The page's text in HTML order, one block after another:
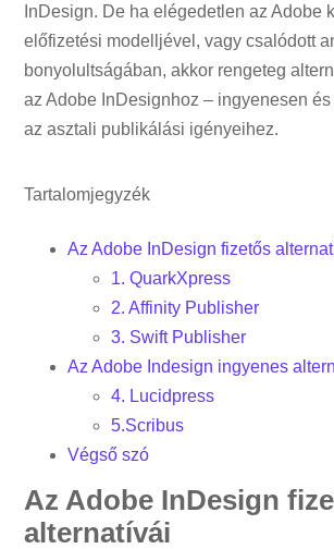
InDesign. De ha elégedetlen az Adobe
előfizetési modelljével, vagy csalódott
bonyolultságában, akkor rengeteg
az Adobe InDesignhoz – ingyenesen
az asztali publikálási igényeihez.
Tartalomjegyzék
Az Adobe InDesign fizetős
1. QuarkXpress
2. Affinity Publisher
3. Swift Publisher
Az Adobe Indesign ingyenes
4. Lucidpress
5.Scribus
Végső szó
Az Adobe InDesign
alternatívái